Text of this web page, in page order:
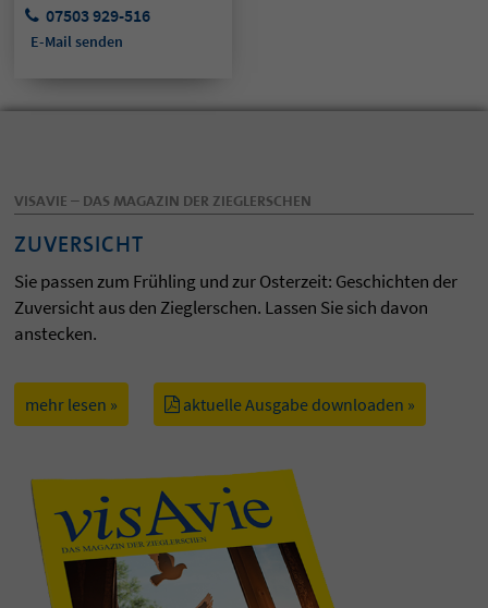
07503 929-516
E-Mail senden
VISAVIE – DAS MAGAZIN DER ZIEGLERSCHEN
ZUVERSICHT
Sie passen zum Frühling und zur Osterzeit: Geschichten der
Zuversicht aus den Zieglerschen. Lassen Sie sich davon
anstecken.
mehr lesen » aktuelle Ausgabe downloaden »